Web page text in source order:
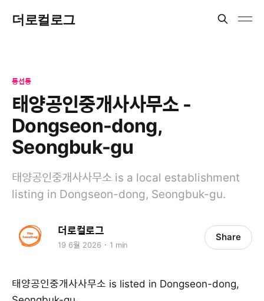
더로컬로그
동선동
태양공인중개사사무소 -
Dongseon-dong,
Seongbuk-gu
태양공인중개사사무소 is a local establishment
listing in Dongseon-dong, Seongbuk-gu.
더로컬로그
19 6월 2026 1 min
Share
태양공인중개사사무소 is listed in Dongseon-dong,